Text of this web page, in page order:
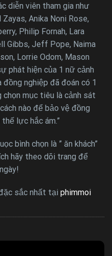
diễn viên tham gia như
Anika Noni Rose,
Philip Fornah, Lara
Gibbs, Jeff Pope, Naima
Lorrie Odom, Mason
phát hiện của 1 nữ cảnh
nghiệp đã đoán có 1
mục tiêu là cảnh sát
nào để bảo vệ đồng
lực hắc ám.”
bình chọn là ” ăn khách”
hãy theo dõi trang để
sắc nhất tại phimmoi